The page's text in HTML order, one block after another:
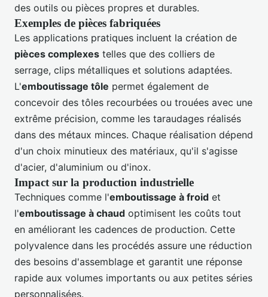
des outils ou pièces propres et durables.
Exemples de pièces fabriquées
Les applications pratiques incluent la création de
pièces complexes telles que des colliers de
serrage, clips métalliques et solutions adaptées.
L'emboutissage tôle permet également de
concevoir des tôles recourbées ou trouées avec une
extrême précision, comme les taraudages réalisés
dans des métaux minces. Chaque réalisation dépend
d'un choix minutieux des matériaux, qu'il s'agisse
d'acier, d'aluminium ou d'inox.
Impact sur la production industrielle
Techniques comme l'emboutissage à froid et
l'emboutissage à chaud optimisent les coûts tout
en améliorant les cadences de production. Cette
polyvalence dans les procédés assure une réduction
des besoins d'assemblage et garantit une réponse
rapide aux volumes importants ou aux petites séries
personnalisées.